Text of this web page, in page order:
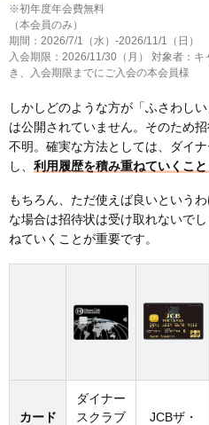
※初年度年会費無料
（本会員のみ）
期間：2026/7/1（水）-2026/11/1（日）
入会期限：2026/11/30（月） 対象者：
き、入会期限までにご入会の本会員様
しかしどのような方が「ふさわし
は公開されていません。そのため
不明。確実な方法としては、ダイ
し、 利用履歴を積み重ねていくこ
もちろん、ただ使えば良いという
な場合は招待状は受け取れないで
ねていくことが重要です。
カード
ダイナー
スクラブ
JCBザ・